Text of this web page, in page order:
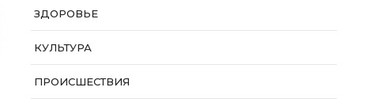
ЗДОРОВЬЕ
КУЛЬТУРА
ПРОИСШЕСТВИЯ